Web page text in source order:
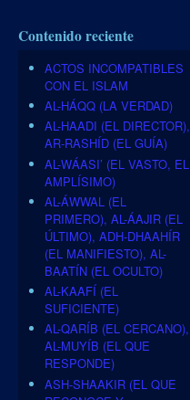
Contenido reciente
ACTOS INCOMPATIBLES
CON EL ISLAM
AL-HÁQQ (LA VERDAD)
AL-HAADI (EL DIRECTOR),
AR-RASHÍD (EL GUÍA)
AL-WÁASI’ (EL VASTO, EL
AMPLÍSIMO)
AL-ÁWWAL (EL
PRIMERO), AL-ÁAJIR (EL
ÚLTIMO), ADH-DHAAHÍR
(EL MANIFIESTO), AL-
BAATÍN (EL OCULTO)
AL-KAAFÍ (EL
SUFICIENTE)
AL-QARÍB (EL CERCANO),
AL-MUYÍB (EL QUE
RESPONDE)
ASH-SHAAKIR (EL QUE